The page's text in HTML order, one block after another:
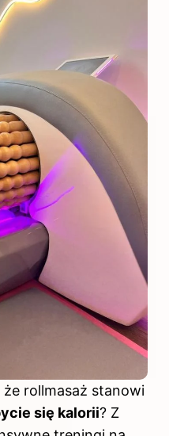
że rollmasaż stanowi
się kalorii? Z